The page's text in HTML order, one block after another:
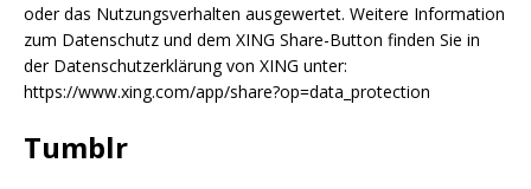
oder das Nutzungsverhalten ausgewertet. Weitere Information
zum Datenschutz und dem XING Share-Button finden Sie in
der Datenschutzerklärung von XING unter:
https://www.xing.com/app/share?op=data_protection
Tumblr